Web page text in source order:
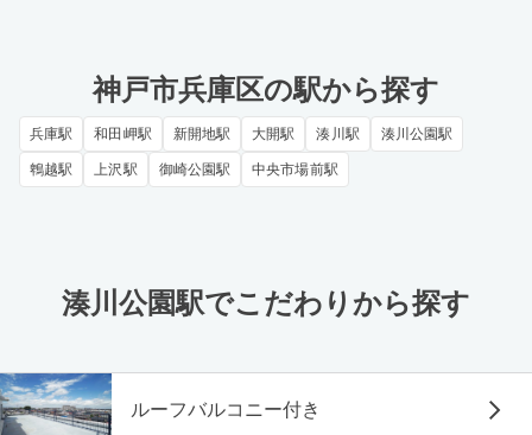
神戸市兵庫区の駅から探す
兵庫駅 和田岬駅 新開地駅 大開駅 湊川駅 湊川公園駅
鵯越駅 上沢駅 御崎公園駅 中央市場前駅
湊川公園駅でこだわりから探す
ルーフバルコニー付き